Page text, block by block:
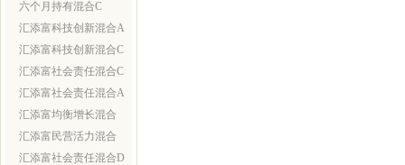
六个月持有混合C
汇添富科技创新混合A
汇添富科技创新混合C
汇添富社会责任混合C
汇添富社会责任混合A
汇添富均衡增长混合
汇添富民营活力混合
汇添富社会责任混合D